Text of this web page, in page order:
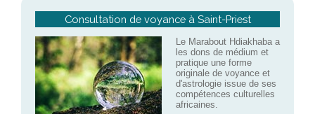
Consultation de voyance à Saint-Priest
Le Marabout Hdiakhaba a
les dons de médium et
pratique une forme
originale de voyance et
d'astrologie issue de ses
compétences culturelles
africaines.